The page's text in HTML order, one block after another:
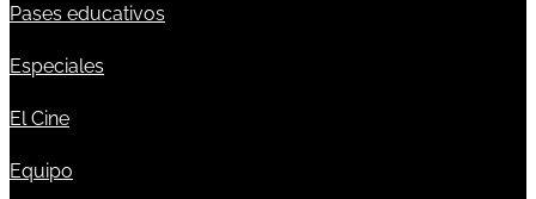
Pases educativos
Especiales
El Cine
Equipo